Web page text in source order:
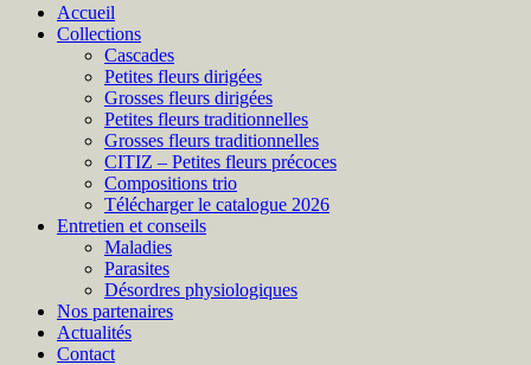
Accueil
Collections
Cascades
Petites fleurs dirigées
Grosses fleurs dirigées
Petites fleurs traditionnelles
Grosses fleurs traditionnelles
CITIZ – Petites fleurs précoces
Compositions trio
Télécharger le catalogue 2026
Entretien et conseils
Maladies
Parasites
Désordres physiologiques
Nos partenaires
Actualités
Contact